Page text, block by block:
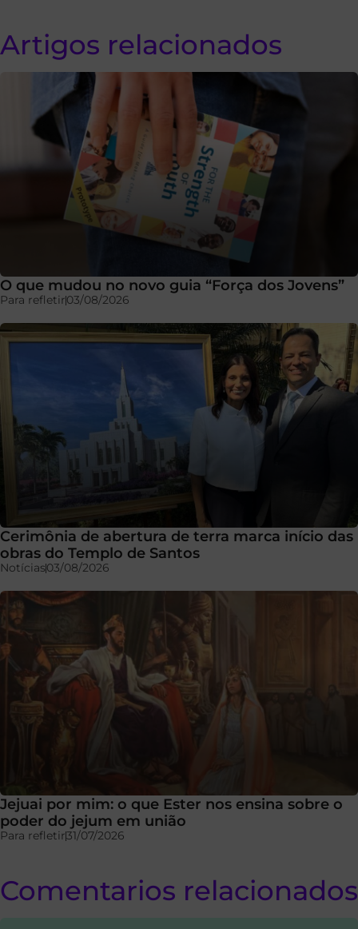
Artigos relacionados
O que mudou no novo guia “Força dos Jovens”
Para refletir03/08/2026
Cerimônia de abertura de terra marca início das
obras do Templo de Santos
Notícias03/08/2026
Jejuai por mim: o que Ester nos ensina sobre o
poder do jejum em união
Para refletir31/07/2026
Comentarios relacionados